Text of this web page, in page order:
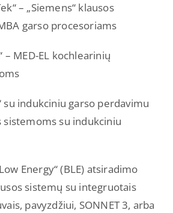
– „Siemens“ klausos
garso procesoriams
– MED-EL kochlearinių
su indukciniu garso perdavimu
sistemoms su indukciniu
Energy“ (BLE) atsiradimo
sistemų su integruotais
pavyzdžiui, SONNET 3, arba